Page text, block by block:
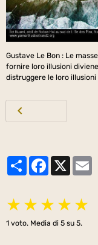
Gustave Le Bon : Le
fornire loro illusioni
distruggere le loro
PartagerFacebook
★ ★ ★ ★ ★
1 voto. Media di 5 su 5.